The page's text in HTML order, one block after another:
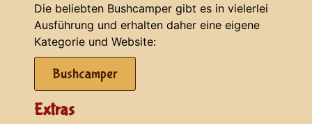
Die beliebten Bushcamper gibt es in vielerlei
Ausführung und erhalten daher eine eigene
Kategorie und Website:
Bushcamper
Extras